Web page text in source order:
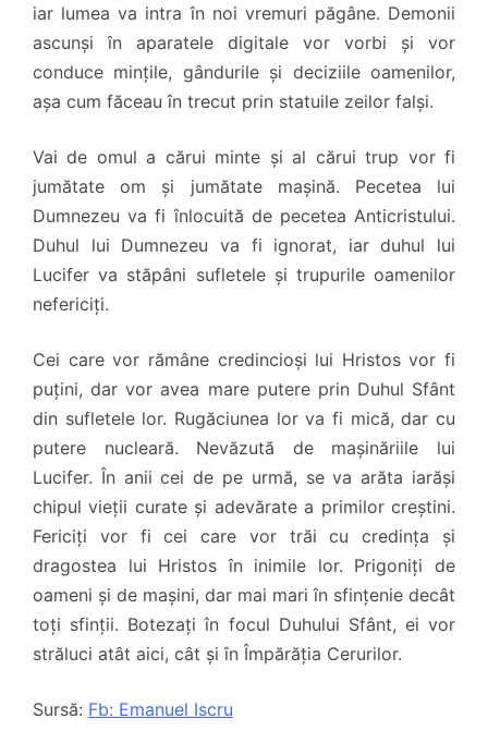
iar lumea va intra în noi vremuri păgâne. Demonii
ascunși în aparatele digitale vor vorbi și vor
conduce mințile, gândurile și deciziile oamenilor,
așa cum făceau în trecut prin statuile zeilor falși.
Vai de omul a cărui minte și al cărui trup vor fi
jumătate om și jumătate mașină. Pecetea lui
Dumnezeu va fi înlocuită de pecetea Anticristului.
Duhul lui Dumnezeu va fi ignorat, iar duhul lui
Lucifer va stăpâni sufletele și trupurile oamenilor
nefericiți.
Cei care vor rămâne credincioși lui Hristos vor fi
puțini, dar vor avea mare putere prin Duhul Sfânt
din sufletele lor. Rugăciunea lor va fi mică, dar cu
putere nucleară. Nevăzută de mașinăriile lui
Lucifer. În anii cei de pe urmă, se va arăta iarăși
chipul vieții curate și adevărate a primilor creștini.
Fericiți vor fi cei care vor trăi cu credința și
dragostea lui Hristos în inimile lor. Prigoniți de
oameni și de mașini, dar mai mari în sfințenie decât
toți sfinții. Botezați în focul Duhului Sfânt, ei vor
străluci atât aici, cât și în Împărăția Cerurilor.
Sursă: Fb: Emanuel Iscru